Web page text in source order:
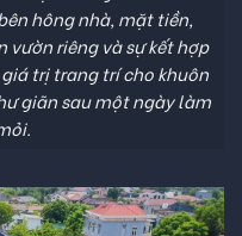
hông nhà, mặt tiền,
vườn riêng và sự kết hợp
trị trang trí cho khuôn
giãn sau một ngày làm